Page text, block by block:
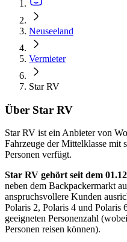
Neuseeland
Vermieter
Star RV
Über Star RV
Star RV ist ein Anbieter von
Fahrzeuge der Mittelklasse mit
Personen verfügt.
Star RV gehört seit dem
neben dem Backpackermarkt
anspruchsvollere Kunden
Polaris 2, Polaris 4 und Polaris
geeigneten Personenzahl
Personen reisen können).